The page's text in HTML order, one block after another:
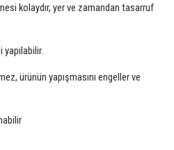
kolaydır, yer ve zamandan tasarruf
ürünün yapışmasını engeller ve